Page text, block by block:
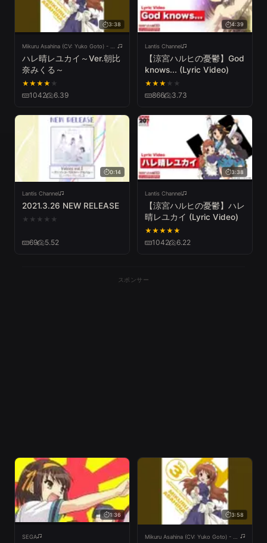
3:38
ハレ晴レユカイ～Ver.朝比
奈みくる～
★★★★ ★
1042 6.39
4:39
Lantis Channel
【涼宮ハルヒの憂鬱】God
knows... (Lyric Video)
★★★ ★ ★
866 3.73
0:14
Lantis Channel
2021.3.26 NEW RELEASE
★ ★ ★ ★ ★
69 5.52
3:38
Lantis Channel
【涼宮ハルヒの憂鬱】ハレ
晴レユカイ (Lyric Video)
★★★★★
1042 6.22
スポンサー
1:36
SEGA
3:58